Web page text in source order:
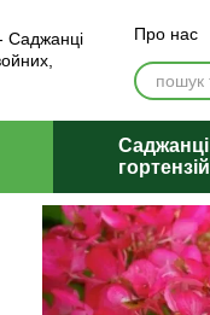
Про нас
Відгуки
Саджанці
гортензій